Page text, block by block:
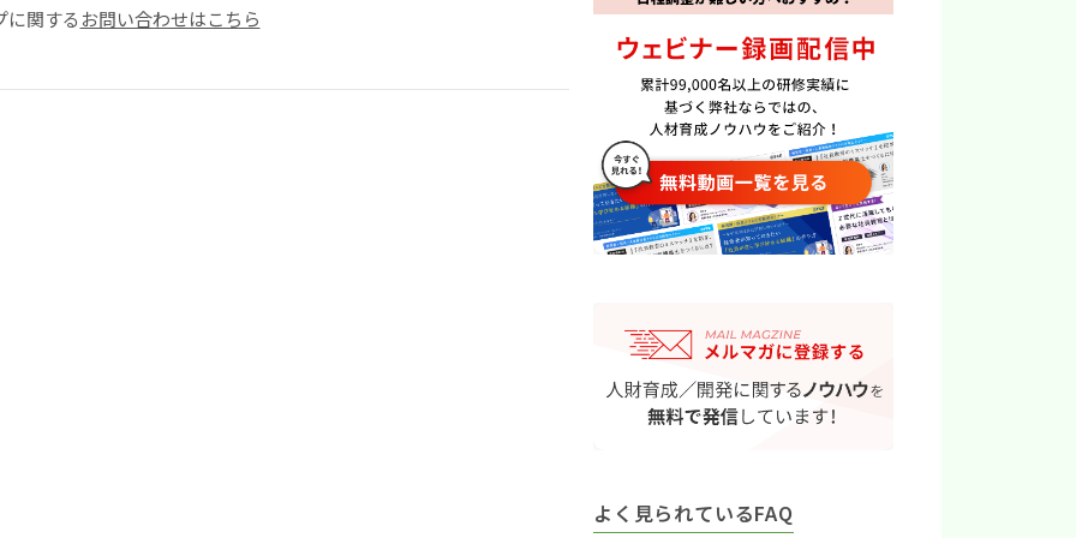
に関する お問い合わせはこちら
よく見られているFAQ